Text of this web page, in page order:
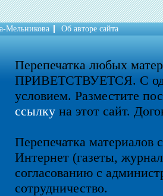
Мельникова Об авторе сайта
Перепечатка любых
ПРИВЕТСТВУЕТСЯ. С
условием. Разместите
ссылкуна этот сайт.
Перепечатка материалов
Интернет (газеты,
согласованию с
сотрудничество.